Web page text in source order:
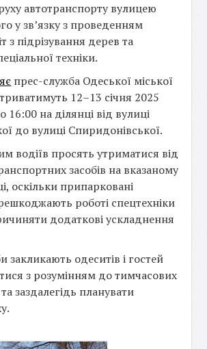
автотранспорту вулицею
у зв’язку з проведенням
з підрізування дерев та
техніки.
прес-служба Одеської міської
12–13 січня 2025
16:00 на ділянці від вулиці
до вулиці Спиридонівської.
водіїв просять утриматися від
засобів на вказаному
оскільки припарковані
роботі спецтехніки
додаткові ускладнення
закликають одеситів і гостей
з розумінням до тимчасових
заздалегідь планувати